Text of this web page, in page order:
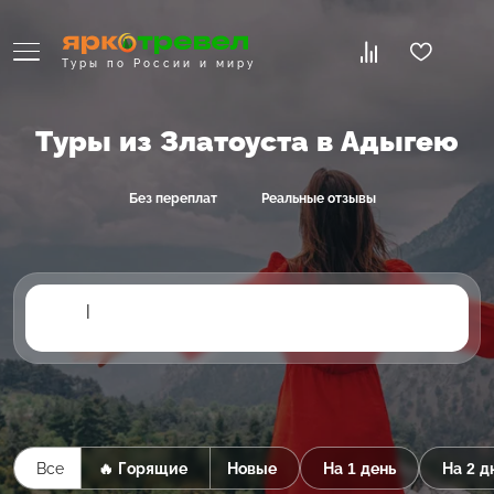
Туры по России и миру
Туры из Златоуста в Адыгею
Без переплат Реальные отзывы
|
Все 🔥 Горящие Новые На 1 день На 2